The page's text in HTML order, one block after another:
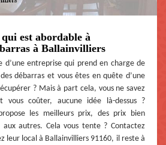
est abordable à
à Ballainvilliers
d’une entreprise qui prend en charge de
débarras et vous êtes en quête d’une
? Mais à part cela, vous ne savez
vous coûter, aucune idée là-dessus ?
les meilleurs prix, des prix bien
autres. Cela vous tente ? Contactez
leur local à Ballainvilliers 91160, il reste à